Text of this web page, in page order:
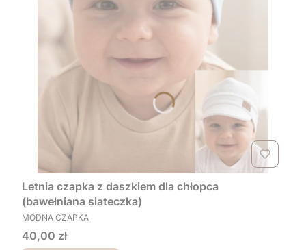
Letnia czapka z daszkiem dla chłopca
(bawełniana siateczka)
PRODUCENT
MODNA CZAPKA
Cena
40,00 zł